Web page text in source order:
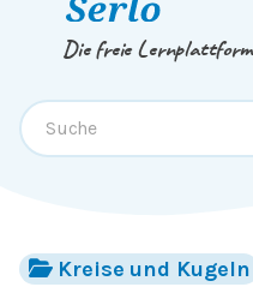
Die freie Lernplattform
Kreise und Kugeln